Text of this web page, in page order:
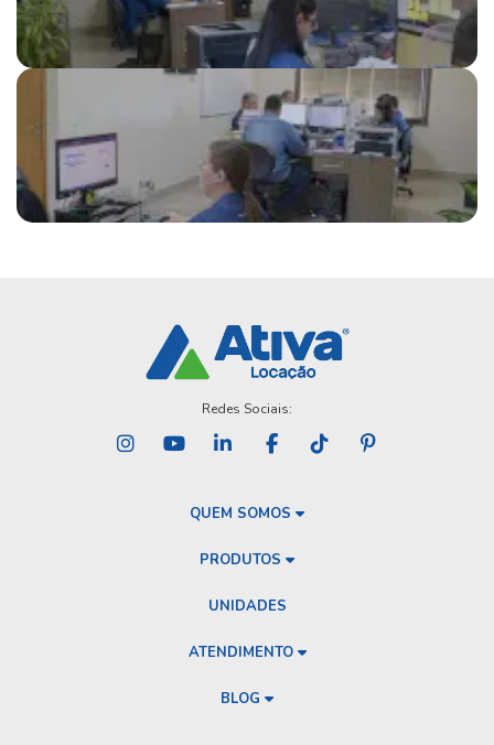
Redes Sociais:
QUEM SOMOS
PRODUTOS
UNIDADES
ATENDIMENTO
BLOG